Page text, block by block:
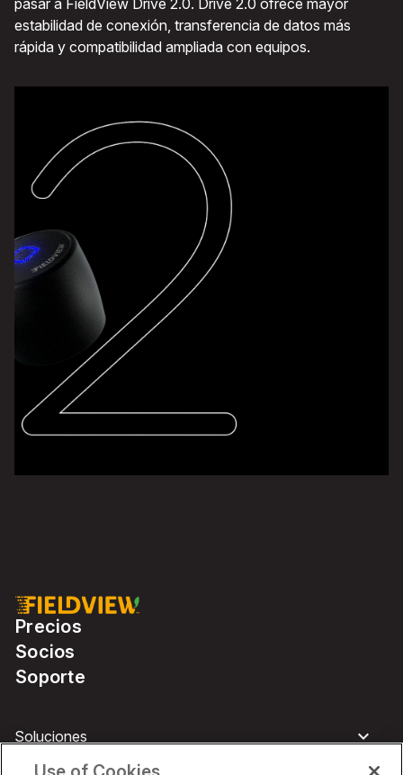
estabilidad de conexión, transferencia de datos más
rápida y compatibilidad ampliada con equipos.
Precios
Socios
Soporte
Soluciones